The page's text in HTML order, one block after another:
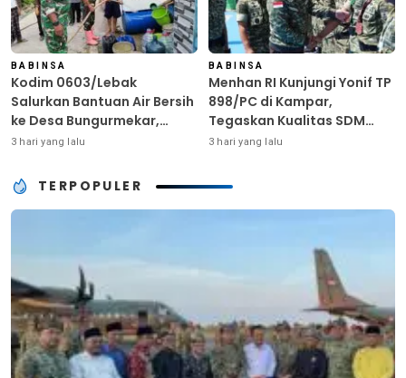
BABINSA
Kodim 0603/Lebak
Salurkan Bantuan Air Bersih
ke Desa Bungurmekar,
Ringankan Beban Warga
3 hari yang lalu
BABINSA
Menhan RI Kunjungi Yonif TP
898/PC di Kampar,
Tegaskan Kualitas SDM
Kunci Kekuatan TNI
3 hari yang lalu
TERPOPULER